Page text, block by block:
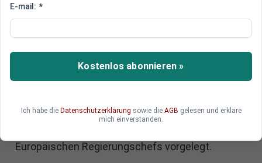
Förderung von neuartigen Technologien
Hollande fordert von EU
Konjunktur-Spritze von 120
Milliarden Euro
120 Milliarden Euro will Hollande aus ungenutzen
von Geldern der Europäischen Investmentbank
(EIB) in neue Technologien pumpen. Eine gute
Europäischen Regierungschefs vorgelegt.
E-mail: *
Kostenlos abonnieren »
Ich habe die Datenschutzerklärung sowie die AGB gelesen und erkläre
mich einverstanden.